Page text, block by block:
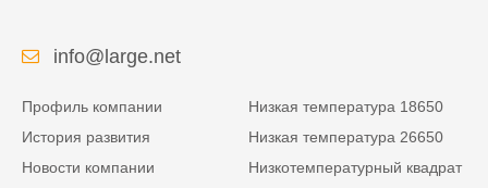
info@large.net
Профиль компании
История развития
Новости компании
Низкая температура 18650
Низкая температура 26650
Низкотемпературный квадрат